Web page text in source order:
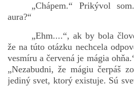
„Chápem.“ Prikývol
aura?“
„Ehm....“, ak by bola
že na túto otázku nechcela
vesmíru a červená je mágia
„Nezabudni, že mágiu čerpáš
jediný svet, ktorý existuje. Sú